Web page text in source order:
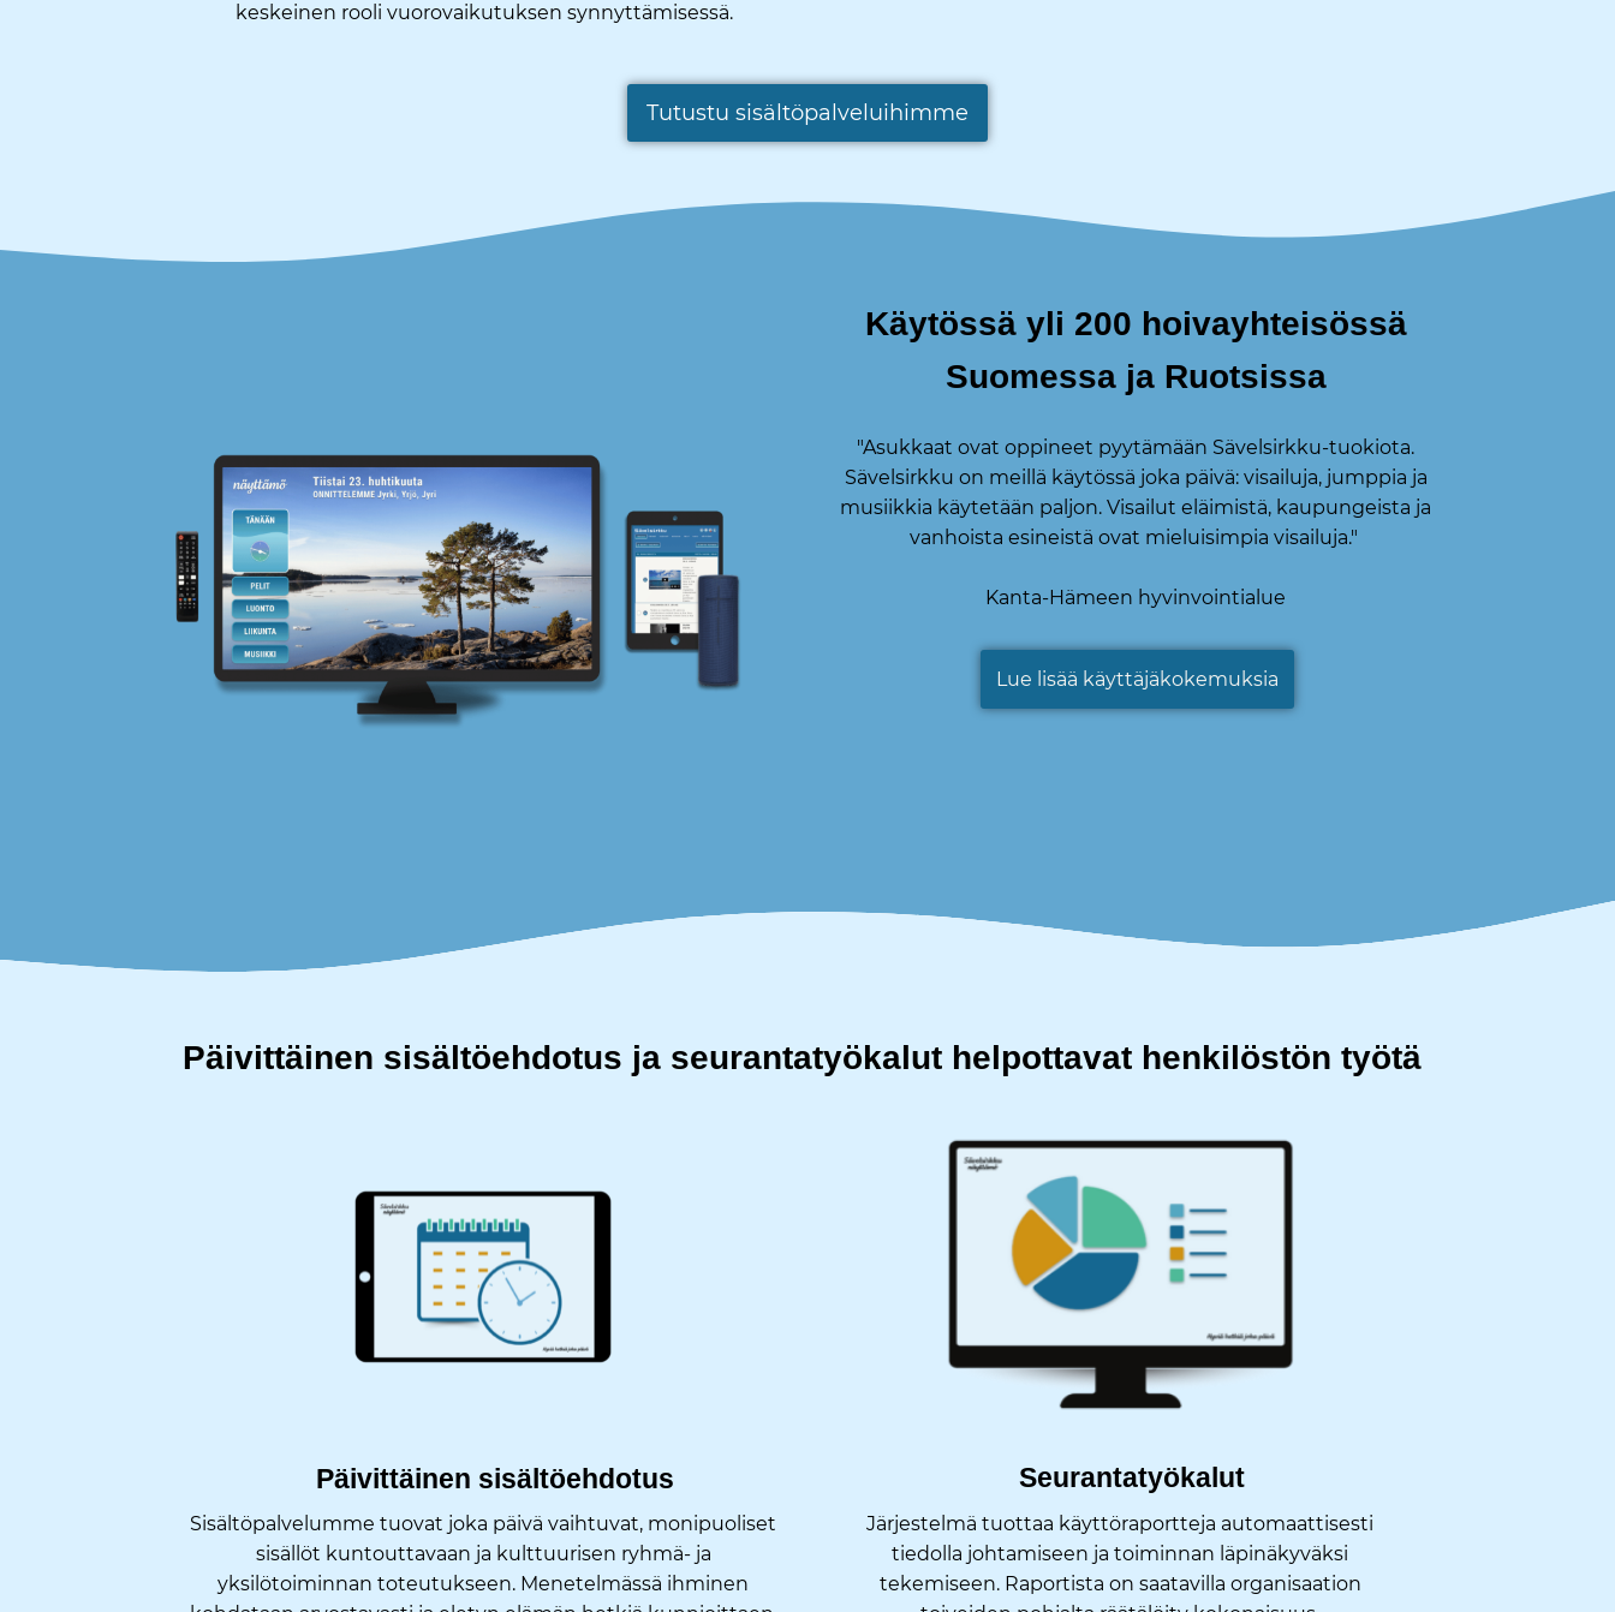
keskeinen rooli vuorovaikutuksen synnyttämisessä.
Tutustu sisältöpalveluihimme
Käytössä yli 200 hoivayhteisössä
Suomessa ja Ruotsissa
"Asukkaat ovat oppineet pyytämään Sävelsirkku-tuokiota.
Sävelsirkku on meillä käytössä joka päivä: visailuja, jumppia ja
musiikkia käytetään paljon. Visailut eläimistä, kaupungeista ja
vanhoista esineistä ovat mieluisimpia visailuja."
Kanta-Hämeen hyvinvointialue
Lue lisää käyttäjäkokemuksia
Päivittäinen sisältöehdotus ja seurantatyökalut helpottavat henkilöstön työtä
Päivittäinen sisältöehdotus
Sisältöpalvelumme tuovat joka päivä vaihtuvat, monipuoliset
sisällöt kuntouttavaan ja kulttuurisen ryhmä- ja
yksilötoiminnan toteutukseen. Menetelmässä ihminen
Seurantatyökalut
Järjestelmä tuottaa käyttöraportteja automaattisesti
tiedolla johtamiseen ja toiminnan läpinäkyväksi
tekemiseen. Raportista on saatavilla organisaation